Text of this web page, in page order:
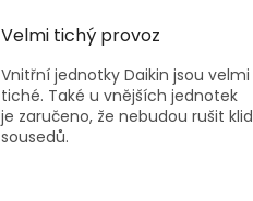
Velmi tichý provoz
Vnitřní jednotky Daikin jsou velmi
tiché. Také u vnějších jednotek
je zaručeno, že nebudou rušit klid
sousedů.